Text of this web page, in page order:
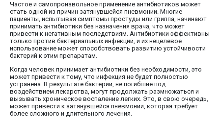
Частое и самопроизвольное применение антибиотиков может
стать одной из причин затянувшейся пневмонии. Многие
пациенты, испытывая симптомы простуды или гриппа, начинают
принимать антибиотики без назначения врача, что может
привести к негативным последствиям. Антибиотики эффективны
только против бактериальных инфекций, и их нецелевое
использование может способствовать развитию устойчивости
бактерий к этим препаратам.
Когда человек принимает антибиотики без необходимости, это
может привести к тому, что инфекция не будет полностью
устранена. В результате бактерии, не погибшие под
воздействием лекарства, могут продолжать размножаться и
вызывать хроническое воспаление легких. Это, в свою очередь,
может привести к затянувшейся пневмонии, которая требует
более сложного и длительного лечения.